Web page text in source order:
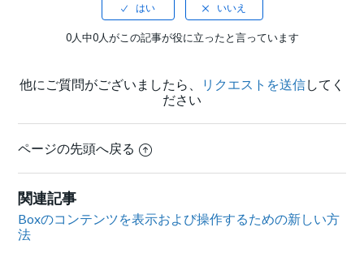
0人中0人がこの記事が役に立ったと言っています
他にご質問がございましたら、 リクエストを送信してく
ださい
ページの先頭へ戻る
関連記事
Boxのコンテンツを表示および操作するための新しい方
法